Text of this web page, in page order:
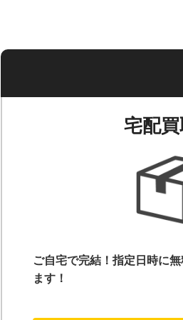
宅配
ご自宅で完結！指定日時に
ます！